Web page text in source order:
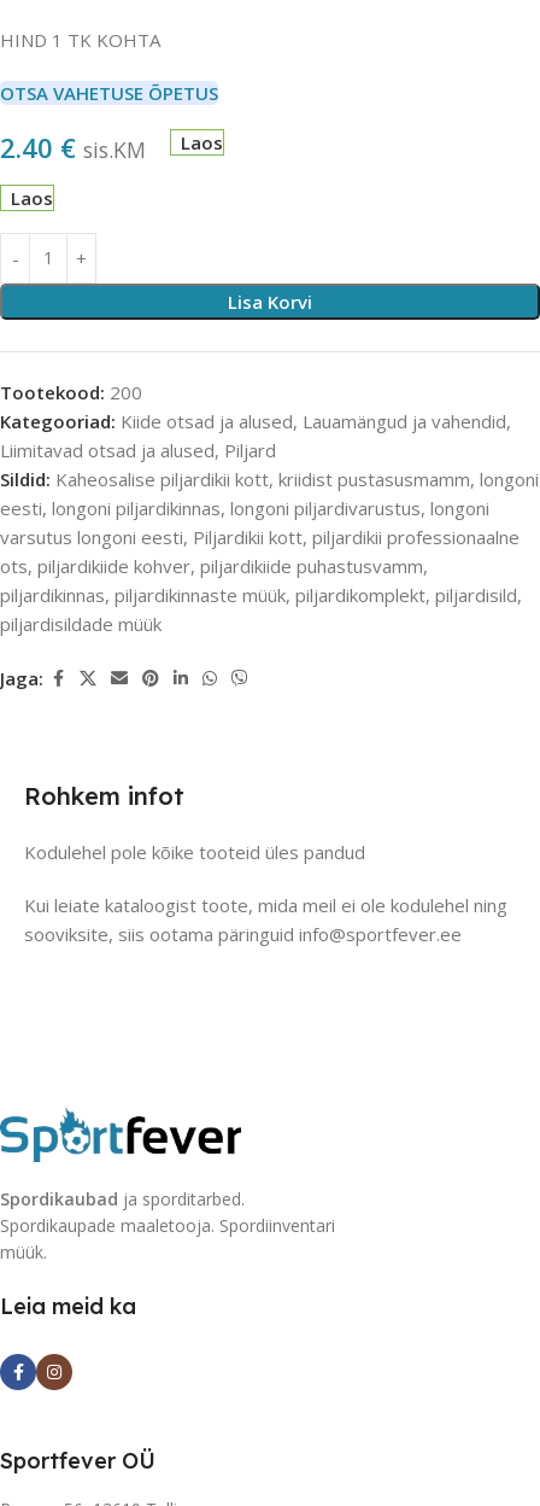
HIND 1 TK KOHTA
OTSA VAHETUSE ÕPETUS
2.40 € sis.KM Laos
Laos
Lisa Korvi
Tootekood: 200
Kategooriad: Kiide otsad ja alused, Lauamängud ja vahendid,
Liimitavad otsad ja alused, Piljard
Sildid: Kaheosalise piljardikii kott, kriidist pustasusmamm, longoni
eesti, longoni piljardikinnas, longoni piljardivarustus, longoni
varsutus longoni eesti, Piljardikii kott, piljardikii professionaalne
ots, piljardikiide kohver, piljardikiide puhastusvamm,
piljardikinnas, piljardikinnaste müük, piljardikomplekt, piljardisild,
piljardisildade müük
Jaga:
Rohkem infot
Kodulehel pole kõike tooteid üles pandud
Kui leiate kataloogist toote, mida meil ei ole kodulehel ning
sooviksite, siis ootama päringuid info@sportfever.ee
Spordikaubad ja sporditarbed.
Spordikaupade maaletooja. Spordiinventari
müük.
Leia meid ka
Sportfever OÜ